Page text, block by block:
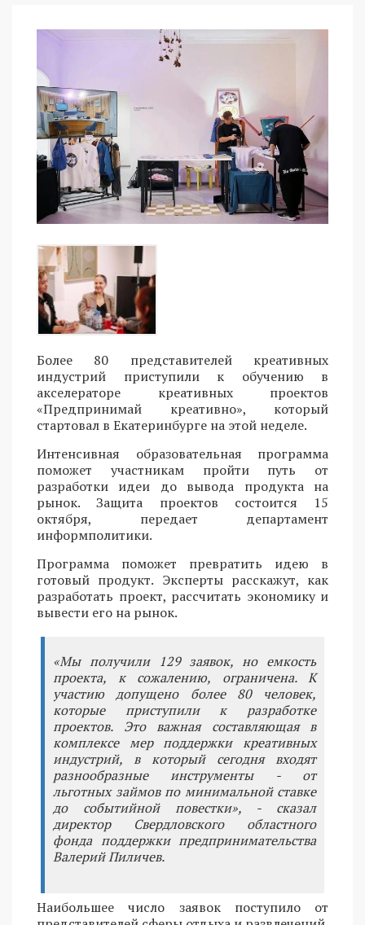
Более 80 представителей креативных
индустрий приступили к обучению в
акселераторе креативных проектов
«Предпринимай креативно», который
стартовал в Екатеринбурге на этой неделе.
Интенсивная образовательная программа
поможет участникам пройти путь от
разработки идеи до вывода продукта на
рынок. Защита проектов состоится 15
октября, передает департамент
информполитики.
Программа поможет превратить идею в
готовый продукт. Эксперты расскажут, как
разработать проект, рассчитать экономику и
вывести его на рынок.
«Мы получили 129 заявок, но емкость
проекта, к сожалению, ограничена. К
участию допущено более 80 человек,
которые приступили к разработке
проектов. Это важная составляющая в
комплексе мер поддержки креативных
индустрий, в который сегодня входят
разнообразные инструменты - от
льготных займов по минимальной ставке
до событийной повестки», - сказал
директор Свердловского областного
фонда поддержки предпринимательства
Валерий Пиличев.
Наибольшее число заявок поступило от